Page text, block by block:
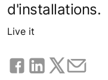
d'installations.
Live it